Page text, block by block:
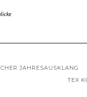
JAHRESAUSKLANG
TEX